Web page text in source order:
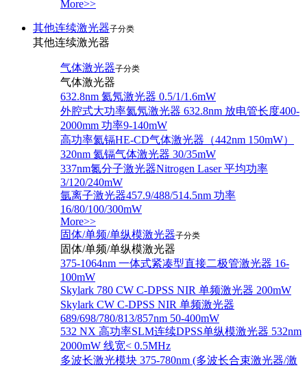
More>>
其他连续激光器子分类
其他连续激光器
气体激光器子分类
气体激光器
632.8nm 氦氖激光器 0.5/1/1.6mW
外腔式大功率氦氖激光器 632.8nm 放电管长度400-
2000mm 功率9-140mW
高功率氦镉HE-CD气体激光器（442nm 150mW）
320nm 氦镉气体激光器 30/35mW
337nm氮分子激光器Nitrogen Laser 平均功率
3/120/240mW
氩离子激光器457.9/488/514.5nm 功率
16/80/100/300mW
More>>
固体/单频/单纵模激光器子分类
固体/单频/单纵模激光器
375-1064nm 一体式紧凑型直接二极管激光器 16-
100mW
Skylark 780 CW C-DPSS NIR 单频激光器 200mW
Skylark CW C-DPSS NIR 单频激光器
689/698/780/813/857nm 50-400mW
532 NX 高功率SLM连续DPSS单纵模激光器 532nm
2000mW 线宽< 0.5MHz
多波长激光模块 375-780nm (多波长合束激光器/激